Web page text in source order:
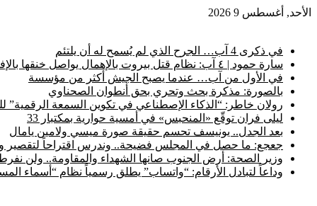
الأحد, أغسطس 9 2026
في ذكرى 4 آب… الجرح الذي لم يُسمح له أن يلتئم
سارة حمود | ٤ آب: نظام قتل بيروت بالإهمال يواصل خنقها بالإفلات من العقاب
في الأول من آب… عندما يصبح الجيش أكثر من مؤسسة
بالصورة: مذكرة بحث وتحري بحق أنطوان الصحناوي
رولان خاطر: “الذكاء الإصطناعي في تكوين السمعة الرقمية”
ليلى فران توقّع «المنحبس» في أمسية حوارية بمكتبار 33
بعد الجدل.. يونيسف تحسم حقيقة صورة ميسي ولامين يامال
جعجع: ما حصل في المجلس فضيحة.. وندرس اقتراحاً لتقصير
وزير الصحة: أرض الجنوب صانها الشهداء والمقاومة.. ولن نفرط
وداعاً لتبادل الأرقام: “واتساب” يطلق رسمياً نظام “أسماء